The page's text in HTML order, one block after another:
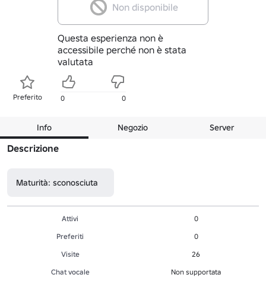
Non disponibile
Questa esperienza non è
accessibile perché non è stata
valutata
Preferito 0 0
Info Negozio Server
Descrizione
Maturità: sconosciuta
Attivi
0
Preferiti
0
Visite
26
Chat vocale
Non supportata